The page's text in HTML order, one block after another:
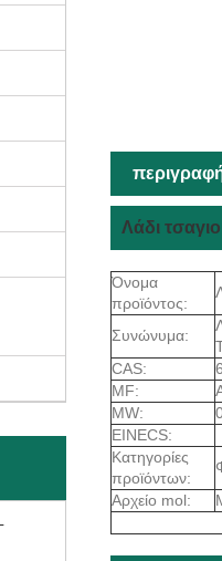
Λάδι
Όνομα
προϊόντος:
Συνώνυμα:
CAS:
MF:
MW:
EINECS:
Κατηγορίες
προϊόντων:
Αρχείο mol: